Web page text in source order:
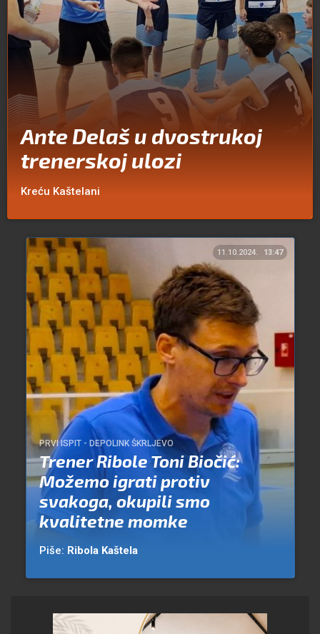
Ante Delaš u dvostrukoj
trenerskoj ulozi
Kreću Kaštelani
11.10.2024. 13:47
PRVI ISPIT - DEPOLINK ŠKRLJEVO
Trener Ribole Toni Biočić:
Možemo igrati protiv
svakoga, okupili smo
kvalitetne momke
Piše: Ribola Kaštela